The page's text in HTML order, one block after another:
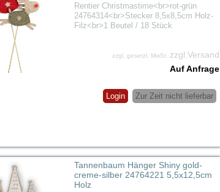
Rentier Christmastime<br>rot-grün
24764314<br>Stecker 8,5x8,5cm Holz-
Filz<br>1 Beutel / 18 Stück
zzgl. gesetzl. MwSt.
zzgl.Versand
Auf Anfrage
Zur Zeit nicht lieferbar
Login
Tannenbaum Hänger Shiny gold-
creme-silber 24764221 5,5x12,5cm
Holz